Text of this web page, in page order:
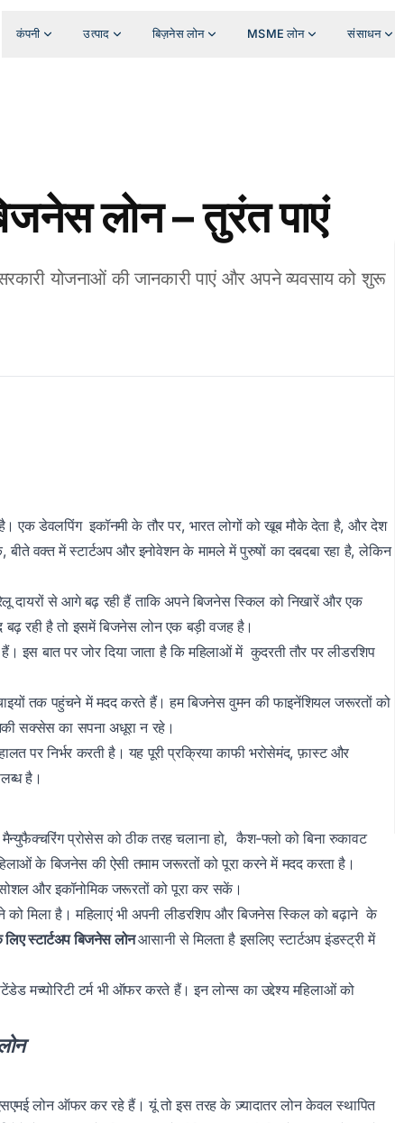
कंपनी उत्पाद बिज़नेस लोन MSME लोन संसाधन
लोन – तुरंत पाएं
योजनाओं की जानकारी पाएं और अपने व्यवसाय को शुरू
एक डेवलपिंग इकॉनमी के तौर पर, भारत लोगों को खूब मौके देता है, और देश
वक्त में स्टार्टअप और इनोवेशन के मामले में पुरुषों का दबदबा रहा है, लेकिन
दायरों से आगे बढ़ रही हैं ताकि अपने बिजनेस स्किल को निखारें और एक
रही है तो इसमें बिजनेस लोन एक बड़ी वजह है।
बात पर जोर दिया जाता है कि महिलाओं में कुदरती तौर पर लीडरशिप
तक पहुंचने में मदद करते हैं। हम बिजनेस वुमन की फाइनेंशियल जरूरतों को
सक्सेस का सपना अधूरा न रहे।
पर निर्भर करती है। यह पूरी प्रक्रिया काफी भरोसेमंद, फ़ास्ट और
है।
प्रोसेस को ठीक तरह चलाना हो, कैश-फ्लो को बिना रुकावट
के बिजनेस की ऐसी तमाम जरूरतों को पूरा करने में मदद करता है।
और इकॉनोमिक जरूरतों को पूरा कर सकें।
को मिला है। महिलाएं भी अपनी लीडरशिप और बिजनेस स्किल को बढ़ाने के
स्टार्टअप बिजनेस लोनआसानी से मिलता है इसलिए स्टार्टअप इंडस्ट्री में
मच्योरिटी टर्म भी ऑफर करते हैं। इन लोन्स का उद्देश्य महिलाओं को
लोन ऑफर कर रहे हैं। यूं तो इस तरह के ज़्यादातर लोन केवल स्थापित